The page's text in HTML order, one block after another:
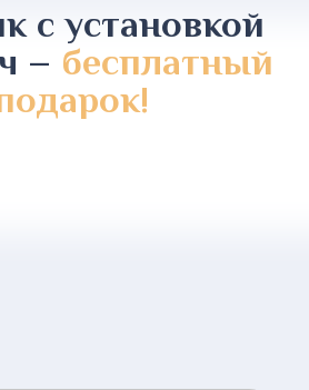
с установкой
– бесплатный